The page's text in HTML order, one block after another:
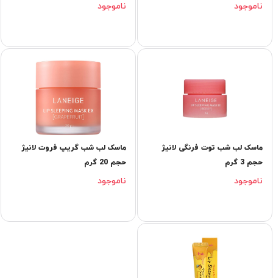
ناموجود ناموجود
ماسک لب شب توت فرنگی لانیژ
حجم 3 گرم
ناموجود
ماسک لب شب گریپ فروت لانیژ
حجم 20 گرم
ناموجود